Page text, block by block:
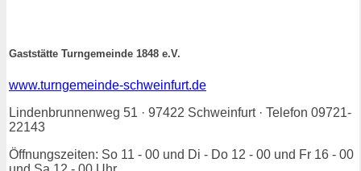
Gaststätte Turngemeinde 1848 e.V.
www.turngemeinde-schweinfurt.de
Lindenbrunnenweg 51 · 97422 Schweinfurt · Telefon 09721-
22143
Öffnungszeiten: So 11 - 00 und Di - Do 12 - 00 und Fr 16 - 00